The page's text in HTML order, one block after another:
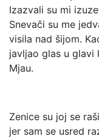
Izazvali su mi
Snevači su me
visila nad šijom.
javljao glas u glavi
Mjau.
Zenice su joj se
jer sam se usred